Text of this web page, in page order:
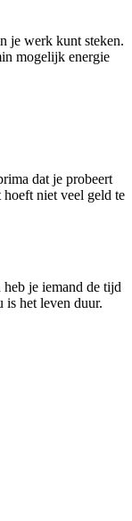
je werk kunt steken.
mogelijk energie
dat je probeert
hoeft niet veel geld te
je iemand de tijd
is het leven duur.